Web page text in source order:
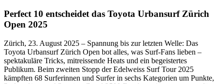
Perfect 10 entscheidet das Toyota Urbansurf Zürich
Open 2025
Zürich, 23. August 2025 – Spannung bis zur letzten Welle: Das
Toyota Urbansurf Zürich Open bot alles, was Surf-Fans lieben –
spektakuläre Tricks, mitreissende Heats und ein begeistertes
Publikum. Beim zweiten Stopp der Edelweiss Surf Tour 2025
kämpften 68 Surferinnen und Surfer in sechs Kategorien um Punkte,